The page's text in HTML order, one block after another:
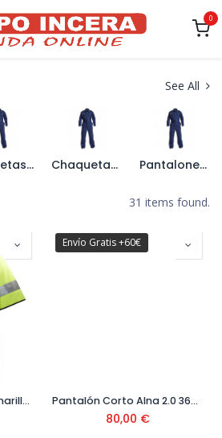
0
See All
Camisetas y Polos Chaquetas y Cazadoras Pantalones y Bermudas
31 items found.
Chaleco Addvis 360 Amarillo Fosforito Talla M Ref.79218
Envío Gratis +60€
Pantalón Corto Alna 2.0 369 Amarillo Fosforito Ref.77425
80,00 €